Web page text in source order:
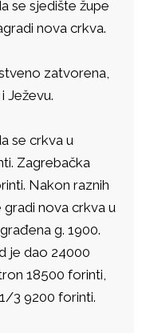
se sjedište župe
nova crkva.
zatvorena,
Ježevu.
se crkva u
Zagrebačka
Nakon raznih
nova crkva u
g. 1900.
je dao 24000
18500 forinti,
3 9200 forinti.